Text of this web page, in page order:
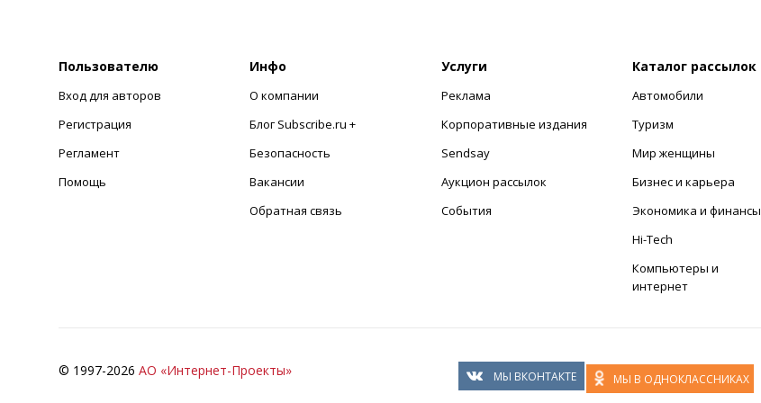
Пользователю
Вход для авторов
Регистрация
Регламент
Помощь
Инфо
О компании
Блог Subscribe.ru +
Безопасность
Вакансии
Обратная связь
Услуги
Реклама
Корпоративные издания
Sendsay
Аукцион рассылок
События
Каталог рассылок
Автомобили
Туризм
Мир женщины
Бизнес и карьера
Экономика и финансы
Hi-Tech
Компьютеры и
интернет
© 1997-2026 АО «Интернет-Проекты» МЫ ВКОНТАКТЕ МЫ В ОДНОКЛАССНИКАХ